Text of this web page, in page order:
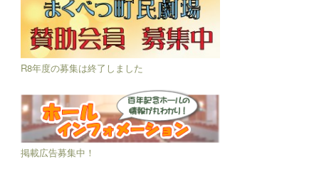
R8年度の募集は終了しました
掲載広告募集中！